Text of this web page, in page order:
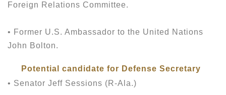
Foreign Relations Committee.
• Former U.S. Ambassador to the United Nations
John Bolton.
Potential candidate for Defense Secretary
• Senator Jeff Sessions (R-Ala.)